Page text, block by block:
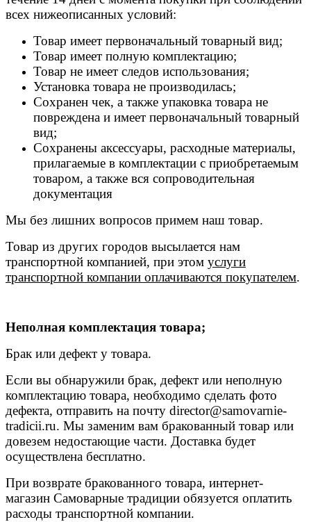
всех нижеописанных условий:
Товар имеет первоначальный товарный вид;
Товар имеет полную комплектацию;
Товар не имеет следов использования;
Установка товара не производилась;
Сохранен чек, а также упаковка товара не
повреждена и имеет первоначальный товарный
вид;
Сохранены аксессуары, расходные материалы,
прилагаемые в комплектации с приобретаемым
товаром, а также вся сопроводительная
документация
Мы без лишних вопросов примем наш товар.
Товар из других городов высылается нам
транспортной компанией, при этом услуги
транспортной компании оплачиваются покупателем.
Неполная комплектация товара;
Брак или дефект у товара.
Если вы обнаружили брак, дефект или неполную
комплектацию товара, необходимо сделать фото
дефекта, отправить на почту director@samovarnie-
tradicii.ru. Мы заменим вам бракованный товар или
довезем недостающие части. Доставка будет
осуществлена бесплатно.
При возврате бракованного товара, интернет-
магазин Самоварные традиции обязуется оплатить
расходы транспортной компании.